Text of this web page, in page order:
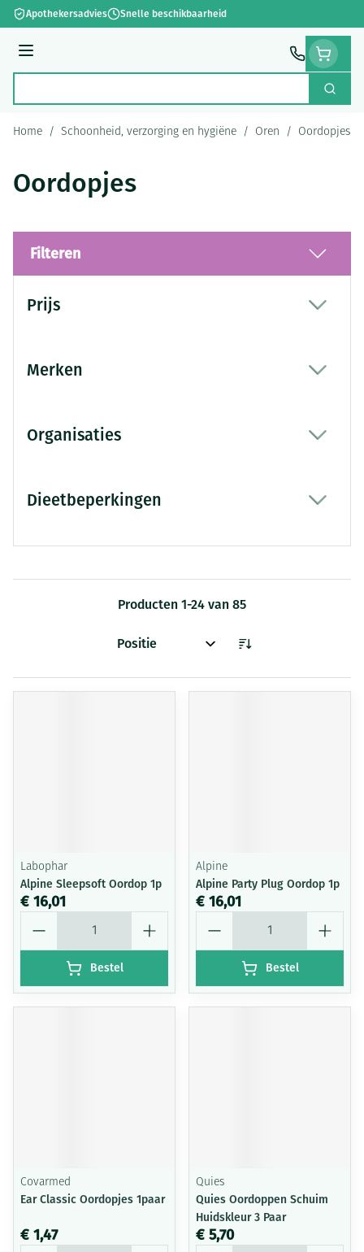
Ga naar de inhoud
Apothekersadvies Snelle beschikbaarheid
Menu
Zoek
Home / Schoonheid, verzorging en hygiëne / Oren / Oordopjes
Oordopjes
Filteren
Prijs
Merken
Organisaties
Dieetbeperkingen
Producten 1-24 van 85
Sorteer op:
Labophar
Alpine Sleepsoft Oordop 1p
€ 16,01
Bestel
Alpine
Alpine Party Plug Oordop 1p
€ 16,01
Bestel
Covarmed
Ear Classic Oordopjes 1paar
€ 1,47
Quies
Quies Oordoppen Schuim
Huidskleur 3 Paar
€ 5,70